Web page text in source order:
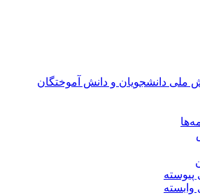
دانشجویان و دانش آموختگان